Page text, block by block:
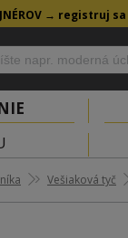
→ registruj sa
Vešiaková tyč